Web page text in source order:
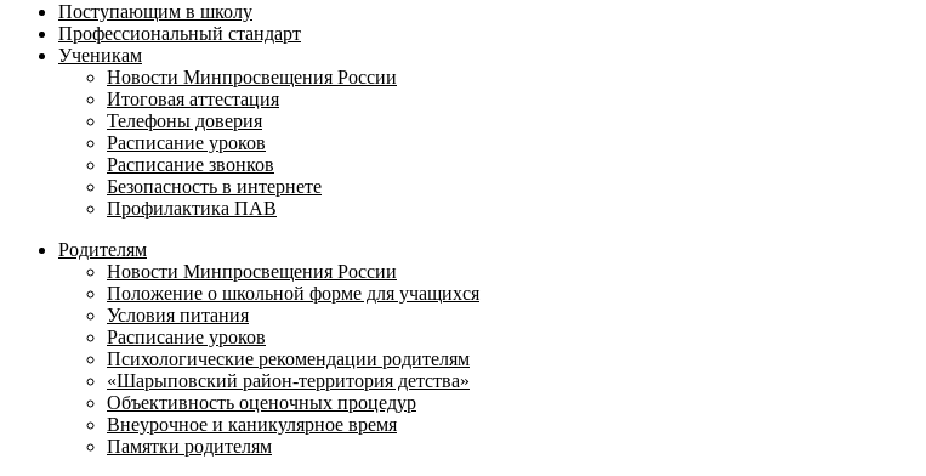
Поступающим в школу
Профессиональный стандарт
Ученикам
Новости Минпросвещения России
Итоговая аттестация
Телефоны доверия
Расписание уроков
Расписание звонков
Безопасность в интернете
Профилактика ПАВ
Родителям
Новости Минпросвещения России
Положение о школьной форме для учащихся
Условия питания
Расписание уроков
Психологические рекомендации родителям
«Шарыповский район-территория детства»
Объективность оценочных процедур
Внеурочное и каникулярное время
Памятки родителям